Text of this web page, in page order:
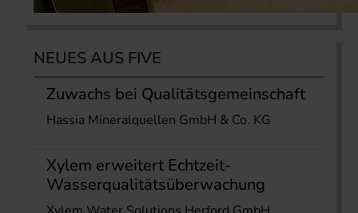
NEUES AUS FIVE
Zuwachs bei Qualitätsgemeinschaft
Hassia Mineralquellen GmbH & Co. KG
Xylem erweitert Echtzeit-
Wasserqualitätsüberwachung